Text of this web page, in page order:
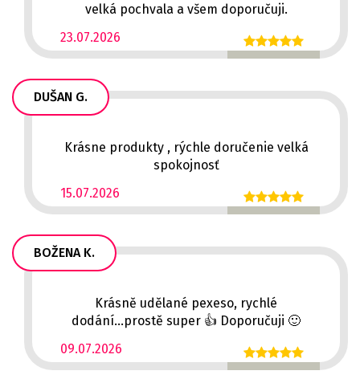
23.07.2026
velká pochvala a všem doporučuji.
DUŠAN G.
15.07.2026
Krásne produkty , rýchle doručenie velká
spokojnosť
BOŽENA K.
09.07.2026
Krásně udělané pexeso, rychlé
dodání...prostě super 👍 Doporučuji 🙂